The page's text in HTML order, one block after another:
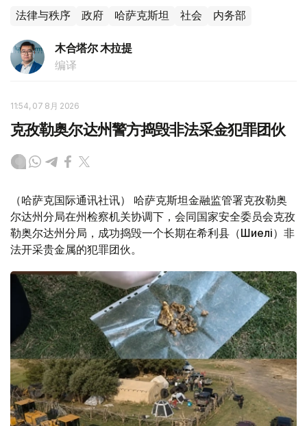
法律与秩序 政府 哈萨克斯坦 社会 内务部
木合塔尔 木拉提
编译
11:54, 07 8月 2026
克孜勒奥尔达州警方捣毁非法采金犯罪团伙
（哈萨克国际通讯社讯） 哈萨克斯坦金融监管署克孜勒奥
尔达州分局在州检察机关协调下，会同国家安全委员会克孜
勒奥尔达州分局，成功捣毁一个长期在希利县（Шиелі）非
法开采贵金属的犯罪团伙。